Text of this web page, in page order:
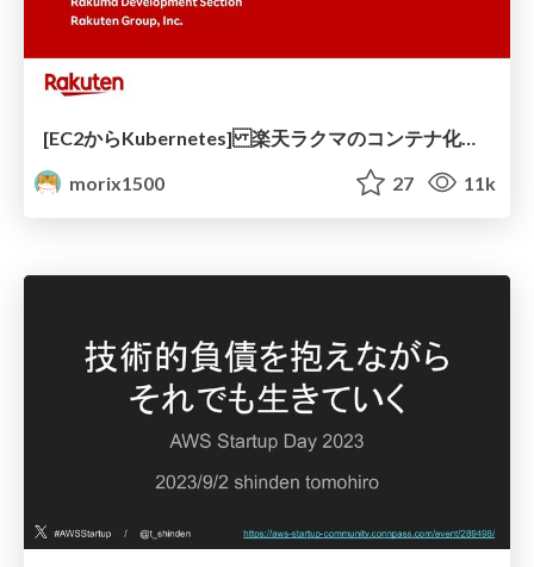
[EC2からKubernetes] 楽天ラクマのコンテナ化の歩み
morix1500
27 11k